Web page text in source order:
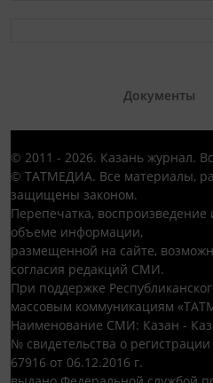
Документы
© 2011 - 2026. Казань журнал.
© ТАТМЕДИА. Все материалы,
защищены законом.
Перепечатка,
объеме информации,
размещенной на сайте,
согласия редакций СМИ.
При поддержке
массовым коммуникациям
Наименование СМИ: Казан -
№ свидетельства о
67916 от 06.12.2016 г.